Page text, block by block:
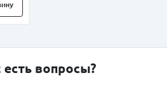
есть вопросы?